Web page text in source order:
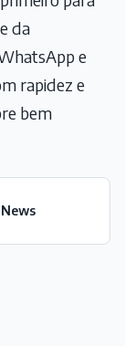
da
e
rapidez e
bem